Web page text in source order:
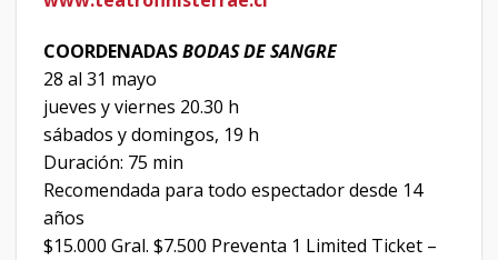
COORDENADASBODAS DE SANGRE
28 al 31 mayo
jueves y viernes 20.30 h
sábados y domingos, 19 h
Duración: 75 min
Recomendada para todo espectador desde 14
años
$15.000 Gral. $7.500 Preventa 1 Limited Ticket –